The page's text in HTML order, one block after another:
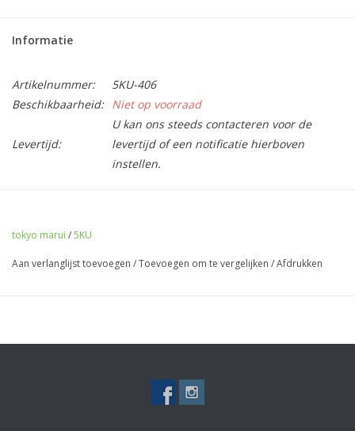
Informatie
Artikelnummer:
5KU-406
Beschikbaarheid: Niet op voorraad
Levertijd:
U kan ons steeds contacteren voor de
levertijd of een notificatie hierboven
instellen.
Fits Tokyo Marui TMMP5 NGRS
tokyo marui /5KU
Aan verlanglijst toevoegen /Toevoegen om te vergelijken /Afdrukken